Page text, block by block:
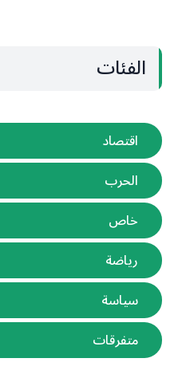
الفئات
اقتصاد
الحرب
خاص
رياضة
سياسة
متفرقات